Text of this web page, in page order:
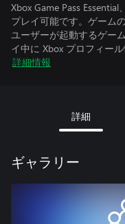
Xbox Game Pass
プレイ可能です。ゲーム
ユーザーが起動するゲー
イ中に Xbox プロフィー
詳細情報
詳細
ギャラリー